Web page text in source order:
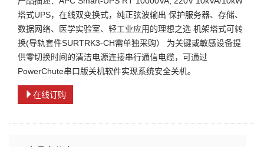
塔式UPS，在线双变换式，纯正弦波输出 保护服务器、存储、
数据网络、医学实验室、轻工业应用的理想之选 机架塔式可转
换(导轨套件SURTRK3-CH需单独采购） 为关键或敏感设备提
供零切换时间的清洁电源连接串行通信电缆，可通过
PowerChute串口版关机软件实现系统安全关机。
在线订购